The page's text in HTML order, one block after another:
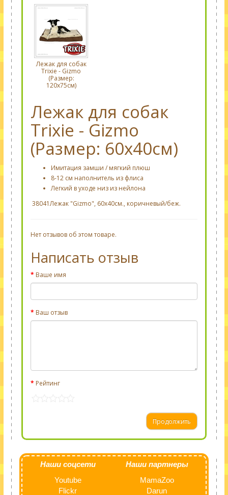
Лежак для собак
Trixie - Gizmo
(Размер:
120х75см)
Лежак для собак
Trixie - Gizmo
(Размер: 60х40см)
Имитация замши / мягкий плюш
8-12 см наполнитель из флиса
Легкий в ​​уходе низ из нейлона
38041Лежак "Gizmo", 60х40см., коричневый/беж.
Нет отзывов об этом товаре.
Написать отзыв
Ваше имя
Ваш отзыв
Рейтинг
Продолжить
Наши соцсети
Youtube
Flickr
Наши партнеры
MamaZoo
Darun